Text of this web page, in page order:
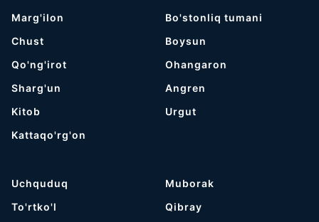
Marg'ilon
Chust
Qo'ng'irot
Sharg'un
Kitob
Kattaqo'rg'on
Bo'stonliq tumani
Boysun
Ohangaron
Angren
Urgut
Uchquduq
To'rtko'l
Muborak
Qibray